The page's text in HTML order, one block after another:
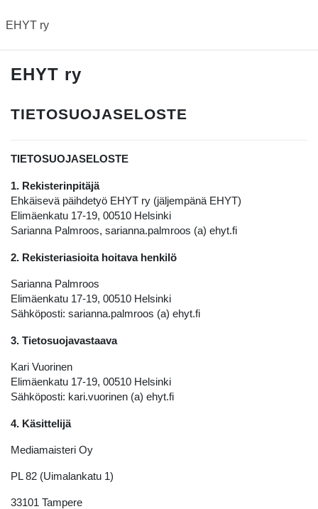
EHYT ry
EHYT ry
TIETOSUOJASELOSTE
TIETOSUOJASELOSTE
1. Rekisterinpitäjä
Ehkäisevä päihdetyö EHYT ry (jäljempänä EHYT)
Elimäenkatu 17-19, 00510 Helsinki
Sarianna Palmroos, sarianna.palmroos (a) ehyt.fi
2. Rekisteriasioita hoitava henkilö
Sarianna Palmroos
Elimäenkatu 17-19, 00510 Helsinki
Sähköposti: sarianna.palmroos (a) ehyt.fi
3. Tietosuojavastaava
Kari Vuorinen
Elimäenkatu 17-19, 00510 Helsinki
Sähköposti: kari.vuorinen (a) ehyt.fi
4. Käsittelijä
Mediamaisteri Oy
PL 82 (Uimalankatu 1)
33101 Tampere